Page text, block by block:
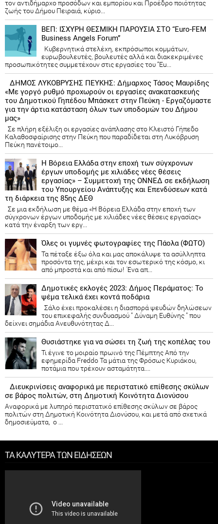
τον αντιδήμαρχο προσόδων και εμπορίου και Προέδρο ποιότητας
ζωής του Δήμου Πειραιά, κύριο...
ΒΕΠ: ΙΣΧΥΡΗ ΘΕΣΜΙΚΗ ΠΑΡΟΥΣΙΑ ΣΤΟ “Euro-FEM
Business Angels Forum”
Κυβερνητικά στελέχη, εκπρόσωποι κομμάτων,
ευρωβουλευτές, βουλευτές αλλά και διακεκριμένες
προσωπικότητες συμμετέχουν στις εργασίες του “Eu...
ΔΗΜΟΣ ΛΥΚΟΒΡΥΣΗΣ ΠΕΥΚΗΣ: Δήμαρχος Τάσος Μαυρίδης
«Με γοργό ρυθμό προχωρούν οι εργασίες ανακατασκευής
του Δημοτικού Γηπέδου Μπάσκετ στην Πεύκη - Εργαζόμαστε
για την άρτια κατάσταση όλων των υποδομών του Δήμου
μας»
Σε πλήρη εξέλιξη οι εργασίες ανάπλασης στο Κλειστό Γήπεδο
Καλαθοσφαίρισης στην Πεύκη που παραδίδεται στη Λυκόβρυση
Πεύκη πανέτοιμο...
Η Βόρεια Ελλάδα στην εποχή των σύγχρονων
έργων υποδομής με χιλιάδες νέες θέσεις
εργασίας» – Συμμετοχή της ΟΝΝΕΔ σε εκδήλωση
του Υπουργείου Ανάπτυξης και Επενδύσεων κατά
τη διάρκεια της 85ης ΔΕΘ
Σε μια εκδήλωση με θέμα «Η Βόρεια Ελλάδα στην εποχή των
σύγχρονων έργων υποδομής με χιλιάδες νέες θέσεις εργασίας»
κατά την έναρξη των εργ...
Όλες οι γυμνές φωτογραφίες της Πάολα (ΦΩΤΟ)
Τα πέταξε έξω όλα και μας αποκάλυψε τα ασύλληπτα
προσόντα της, μέχρι και τον εσωτερικό της κόσμο, κι
από μπροστά και από πίσω! Ένα απ...
Δημοτικές εκλογές 2023: Δήμος Περάματος: Το
ψέμα τελικά έχει κοντά ποδάρια
Σάλο έχει προκαλέσει η διασπορά ψευδών δηλώσεων
του επικεφαλής συνδυασμού " Δύναμη Ευθύνης " που
δείχνει σημάδια Ανευθυνότητας Δ...
Θυσιάστηκε για να σώσει τη ζωή της κοπέλας του
Τι έγινε το μοιραίο πρωινό της Πέμπτης Από την
εφημερίδα Freddo Τα μάτια της Φρόσως Κυριάκου,
ποτάμια που τρέχουν ασταμάτητα....
Διευκρινίσεις αναφορικά με περιστατικό επίθεσης σκύλων
σε βάρος πολιτών, στη Δημοτική Κοινότητα Διονύσου
Αναφορικά με λυπηρό περιστατικό επίθεσης σκύλων σε βάρος
πολιτών στη Δημοτική Κοινότητα Διονύσου, και μετά από σχετικά
δημοσιεύματα, ο ...
ΤΑ ΚΑΛΥΤΕΡΑ ΤΩΝ ΕΙΔΗΣΕΩΝ